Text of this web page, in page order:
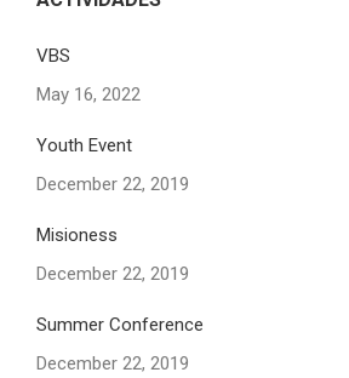
VBS
May 16, 2022
Youth Event
December 22, 2019
Misioness
December 22, 2019
Summer Conference
December 22, 2019